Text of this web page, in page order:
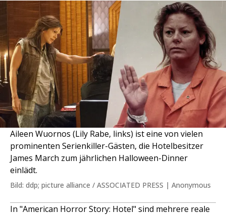
Aileen Wuornos (Lily Rabe, links) ist eine von vielen
prominenten Serienkiller-Gästen, die Hotelbesitzer
James March zum jährlichen Halloween-Dinner
einlädt.
Bild: ddp; picture alliance / ASSOCIATED PRESS | Anonymous
In "American Horror Story: Hotel" sind mehrere reale